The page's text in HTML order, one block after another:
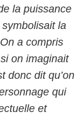
la puissance
la
a compris
on imaginait
donc dit qu’on
qui
et